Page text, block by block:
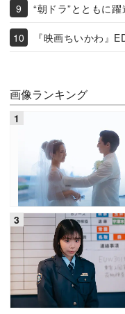
“朝ドラ”とともに
『映画ちいかわ』
画像ランキング